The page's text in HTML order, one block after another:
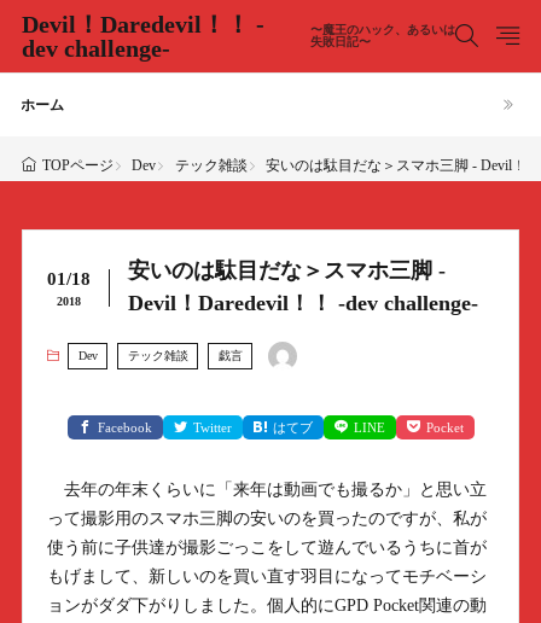
Devil！Daredevil！！ -
dev challenge-
〜魔王のハック、あるいは
失敗日記〜
ホーム
TOPページ Dev テック雑談 安いのは駄目だな＞スマホ三脚 - Devil！
01/18
2018
安いのは駄目だな＞スマホ三脚 -
Devil！Daredevil！！ -dev challenge-
Dev テック雑談 戯言
Facebook Twitter はてブ LINE Pocket
去年の年末くらいに「来年は動画でも撮るか」と思い立
って撮影用のスマホ三脚の安いのを買ったのですが、私が
使う前に子供達が撮影ごっこをして遊んでいるうちに首が
もげまして、新しいのを買い直す羽目になってモチベーシ
ョンがダダ下がりしました。個人的にGPD Pocket関連の動